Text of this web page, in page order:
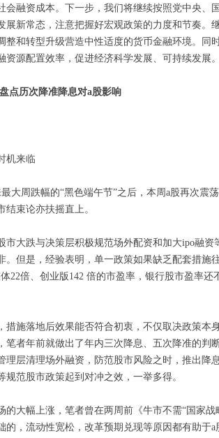
会融资成本。下一步，我们将继续按照党中央
展新常态，注意把握好宏观政策的力度和节奏
整和转型升级营造中性适度的货币金融环境。
资源配置效率，促进经济科学发展、可持续发展
点历次降准降息对a股影响
机来临
大周跌幅的“黑色端午节”之后，本周a股再次震
束论亦扶摇直上。
市大跌与决策层积极规范场外配资和加大ipo融
。但是，经验表明，单一政策如果缺乏配套措
22倍、创业版142 倍的市盈率，银行股市盈率
措施落地后效果能否符合初衷，不仅取决政策
笔者年前就做出了年内三次降息、五次降准的
理层清理场外融资，防范股市风险之时，推出
规范股市政策起到对冲之效，一举多得。
的大幅上涨，笔者曾在两周前《牛市不需“国家
的，流动性宽松，改革预期兑现等原因都有助